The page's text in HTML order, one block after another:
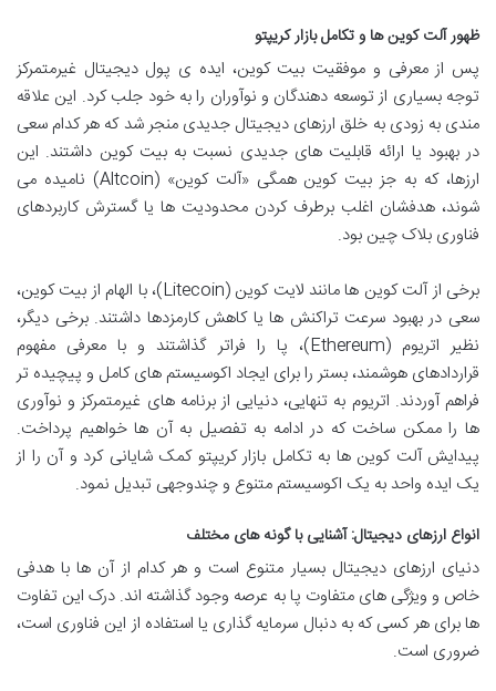
ظهور آلت کوین ها و تکامل بازار کریپتو
پس از معرفی و موفقیت بیت کوین، ایده ی پول دیجیتال غیرمتمرکز
توجه بسیاری از توسعه دهندگان و نوآوران را به خود جلب کرد. این علاقه
مندی به زودی به خلق ارزهای دیجیتال جدیدی منجر شد که هر کدام سعی
در بهبود یا ارائه قابلیت های جدیدی نسبت به بیت کوین داشتند. این
ارزها، که به جز بیت کوین همگی «آلت کوین» (Altcoin) نامیده می
شوند، هدفشان اغلب برطرف کردن محدودیت ها یا گسترش کاربردهای
فناوری بلاک چین بود.
برخی از آلت کوین ها مانند لایت کوین (Litecoin)، با الهام از بیت کوین،
سعی در بهبود سرعت تراکنش ها یا کاهش کارمزدها داشتند. برخی دیگر،
نظیر اتریوم (Ethereum)، پا را فراتر گذاشتند و با معرفی مفهوم
قراردادهای هوشمند، بستر را برای ایجاد اکوسیستم های کامل و پیچیده تر
فراهم آوردند. اتریوم به تنهایی، دنیایی از برنامه های غیرمتمرکز و نوآوری
ها را ممکن ساخت که در ادامه به تفصیل به آن ها خواهیم پرداخت.
پیدایش آلت کوین ها به تکامل بازار کریپتو کمک شایانی کرد و آن را از
یک ایده واحد به یک اکوسیستم متنوع و چندوجهی تبدیل نمود.
انواع ارزهای دیجیتال: آشنایی با گونه های مختلف
دنیای ارزهای دیجیتال بسیار متنوع است و هر کدام از آن ها با هدفی
خاص و ویژگی های متفاوت پا به عرصه وجود گذاشته اند. درک این تفاوت
ها برای هر کسی که به دنبال سرمایه گذاری یا استفاده از این فناوری است،
ضروری است.